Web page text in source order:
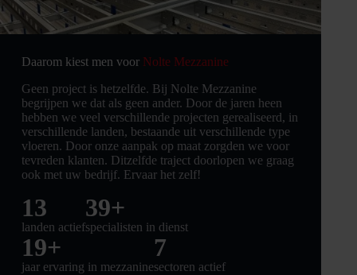
Daarom kiest men voor Nolte Mezzanine
Geen project is hetzelfde. Bij Nolte Mezzanine
begrijpen we dat als geen ander. Door de jaren heen
hebben we veel verschillende projecten gerealiseerd, in
verschillende landen, bestaande uit verschillende type
vloeren. Door onze aanpak op maat zorgden we voor
tevreden klanten. Ditzelfde traject doorlopen we graag
ook met uw bedrijf. Ervaar het zelf!
14
landen actief
40+
specialisten in dienst
20+
jaar ervaring in mezzanine
8
sectoren actief